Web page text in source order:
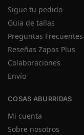
Sigue tu pedido
Guia de tallas
Preguntas Frecuentes
Reseñas Zapas Plus
Colaboraciones
Envío
COSAS ABURRIDAS
Mi cuenta
Sobre nosotros